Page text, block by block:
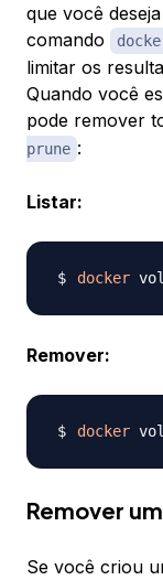
que você
comando
limitar os
Quando você
pode remover
prune :
Listar:
docker
Remover:
docker
Remover
Se você criou